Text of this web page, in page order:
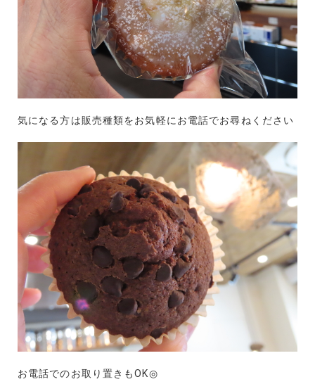
気になる方は販売種類をお気軽にお電話でお尋ねください
お電話でのお取り置きもOK◎